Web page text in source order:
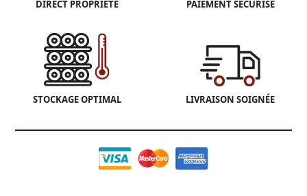
DIRECT PROPRIÉTÉ PAIEMENT SÉCURISÉ
STOCKAGE OPTIMAL LIVRAISON SOIGNÉE